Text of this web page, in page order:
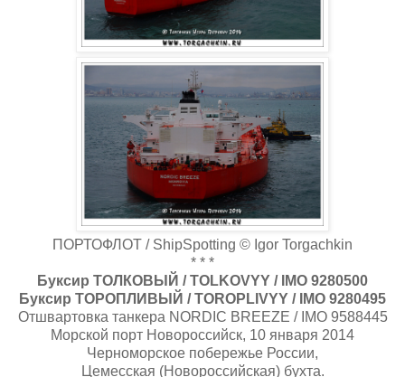
ПОРТОФЛОТ / ShipSpotting © Igor Torgachkin
* * *
Буксир ТОЛКОВЫЙ / TOLKOVYY / IMO 9280500
Буксир ТОРОПЛИВЫЙ / TOROPLIVYY / IMO 9280495
Отшвартовка танкера NORDIC BREEZE / IMO 9588445
Морской порт Новороссийск, 10 января 2014
Черноморское побережье России,
Цемесская (Новороссийская) бухта.